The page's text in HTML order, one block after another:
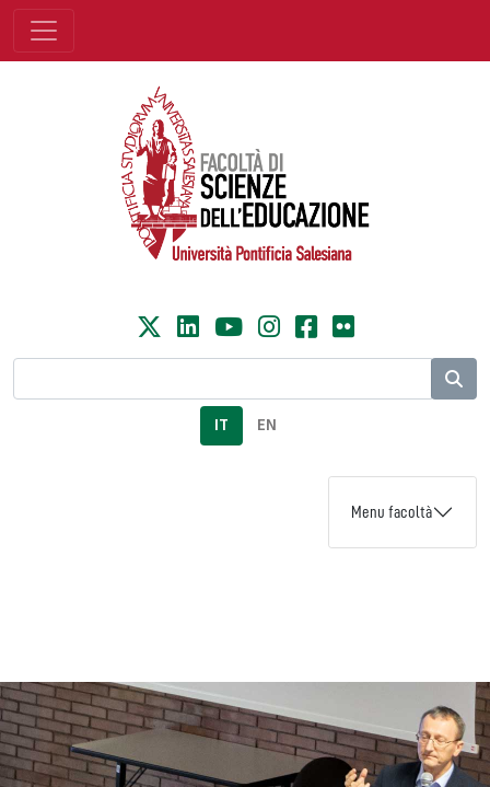
IT EN
Menu facoltà